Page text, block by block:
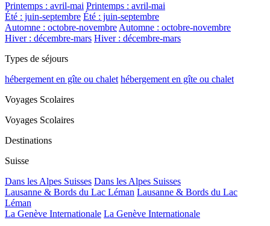
Printemps : avril-mai Printemps : avril-mai
Été : juin-septembre Été : juin-septembre
Automne : octobre-novembreAutomne : octobre-novembre
Hiver : décembre-mars Hiver : décembre-mars
Types de séjours
hébergement en gîte ou chalet hébergement en gîte ou chalet
Voyages Scolaires
Voyages Scolaires
Destinations
Suisse
Dans les Alpes Suisses Dans les Alpes Suisses
Lausanne & Bords du Lac Léman Lausanne & Bords du Lac
Léman
La Genève Internationale La Genève Internationale